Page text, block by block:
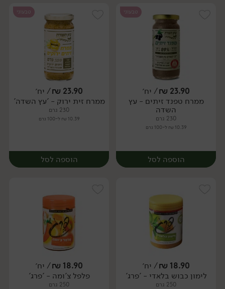
יח׳ יח׳
טבעוני
23.90
₪/ יח׳
ממרח טפנד זיתים - עץ
השדה
230 גרם
10.39 ₪ ל-100 גרם
הוספה לסל
יח׳
טבעוני
23.90
₪/ יח׳
ממרח זית ירוק - 'עץ השדה'
230 גרם
10.39 ₪ ל-100 גרם
הוספה לסל
יח׳
18.90
₪/ יח׳
לימון כבוש בלאדי - 'פרג'
250 גרם
18.90
₪/ יח׳
פלפל צ'ומה - 'פרג'
250 גרם